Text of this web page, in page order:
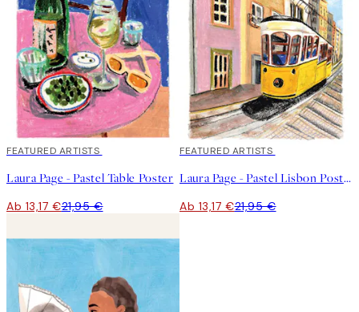
40%*
FEATURED ARTISTS
Laura Page - Pastel Table Poster
Ab 13,17 €21,95 €
40%*
FEATURED ARTISTS
Laura Page - Pastel Lisbon Poster
Ab 13,17 €21,95 €